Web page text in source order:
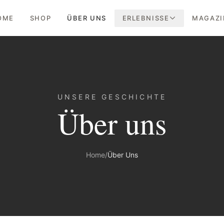
SHOP ÜBER UNS ERLEBNISSE
UNSERE GESCHICHTE
Über uns
Home/Über Uns